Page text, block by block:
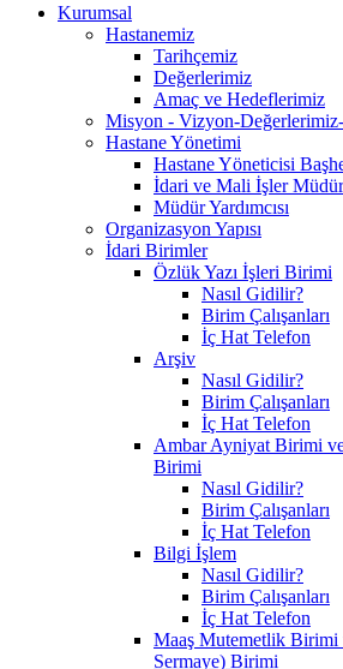
Kurumsal
Hastanemiz
Tarihçemiz
Değerlerimiz
Amaç ve Hedeflerimiz
Misyon - Vizyon-
Hastane Yönetimi
Hastane Yöneticisi
İdari ve Mali İşler
Müdür Yardımcısı
Organizasyon Yapısı
İdari Birimler
Özlük Yazı İşleri Birimi
Nasıl Gidilir?
Birim Çalışanları
İç Hat Telefon
Arşiv
Nasıl Gidilir?
Birim Çalışanları
İç Hat Telefon
Ambar Ayniyat Birimi
Birimi
Nasıl Gidilir?
Birim Çalışanları
İç Hat Telefon
Bilgi İşlem
Nasıl Gidilir?
Birim Çalışanları
İç Hat Telefon
Maaş Mutemetlik Birimi
Sermaye) Birimi